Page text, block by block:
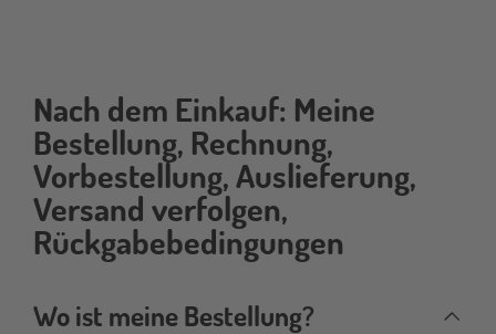
nach-
dem-
einkauf
Nach dem Einkauf: Meine
Bestellung, Rechnung,
Vorbestellung, Auslieferung,
Versand verfolgen,
Rückgabebedingungen
Wo ist meine Bestellung?